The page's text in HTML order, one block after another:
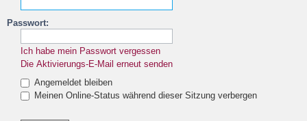
Passwort:
Ich habe mein Passwort vergessen
Die Aktivierungs-E-Mail erneut senden
Angemeldet bleiben
Meinen Online-Status während dieser Sitzung verbergen